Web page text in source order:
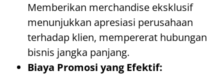
Memberikan merchandise eksklusif
menunjukkan apresiasi perusahaan
terhadap klien, mempererat hubungan
bisnis jangka panjang.
Biaya Promosi yang Efektif: